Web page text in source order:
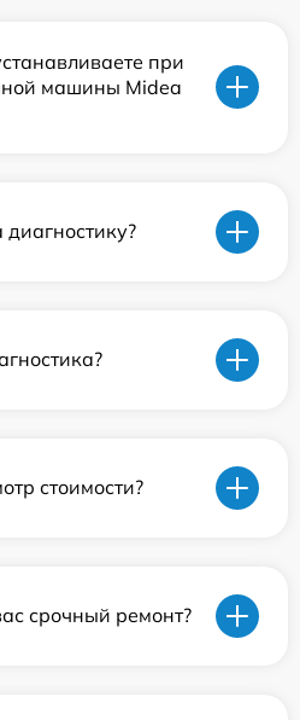
при
машины Midea
стоимости?
срочный ремонт?